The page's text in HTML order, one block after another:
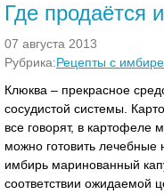
Где продаётся
07 августа 2013
Рубрика:Рецепты с
Клюква – прекрасное
сосудистой системы.
все говорят, в картофеле
можно готовить лечебные
имбирь маринованный
соответствии ожидаемой